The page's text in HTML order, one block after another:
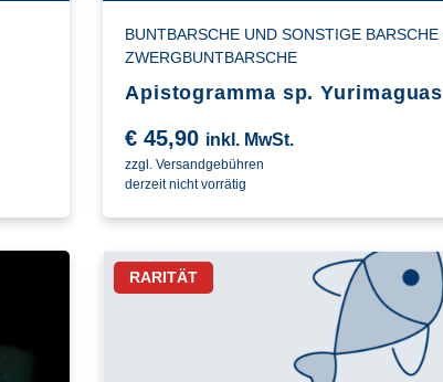
BUNTBARSCHE UND SONSTIGE BARSCHE
ZWERGBUNTBARSCHE
Apistogramma sp. Yurimaguas
€45,90 inkl. MwSt.
zzgl. Versandgebühren
derzeit nicht vorrätig
RARITÄT